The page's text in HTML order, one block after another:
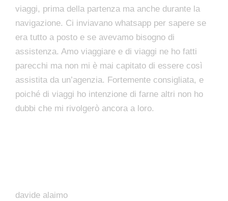
viaggi, prima della partenza ma anche durante la
navigazione. Ci inviavano whatsapp per sapere se
era tutto a posto e se avevamo bisogno di
assistenza. Amo viaggiare e di viaggi ne ho fatti
parecchi ma non mi è mai capitato di essere così
assistita da un’agenzia. Fortemente consigliata, e
poiché di viaggi ho intenzione di farne altri non ho
dubbi che mi rivolgerò ancora a loro.
davide alaimo